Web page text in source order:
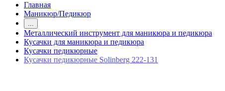
Главная
Маникюр/Педикюр
...
Металлический инструмент для маникюра и педикюра
Кусачки для маникюра и педикюра
Кусачки педикюрные
Кусачки педикюрные Solinberg 222-131